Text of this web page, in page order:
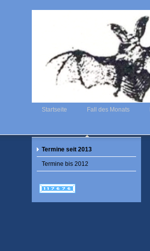
Startseite Fall des Monats
Termine seit 2013
Termine bis 2012